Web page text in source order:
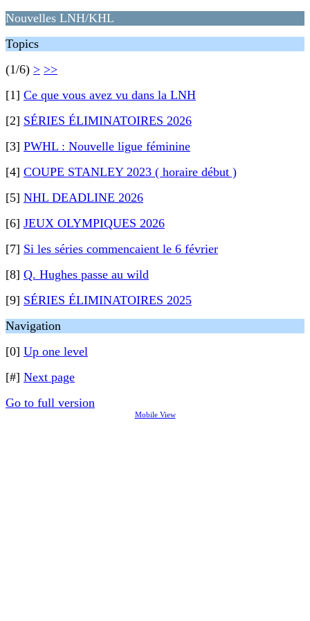
Nouvelles LNH/KHL
Topics
(1/6) > >>
[1] Ce que vous avez vu dans la LNH
[2] SÉRIES ÉLIMINATOIRES 2026
[3] PWHL : Nouvelle ligue féminine
[4] COUPE STANLEY 2023 ( horaire début )
[5] NHL DEADLINE 2026
[6] JEUX OLYMPIQUES 2026
[7] Si les séries commencaient le 6 février
[8] Q. Hughes passe au wild
[9] SÉRIES ÉLIMINATOIRES 2025
Navigation
[0] Up one level
[#] Next page
Go to full version
Mobile View